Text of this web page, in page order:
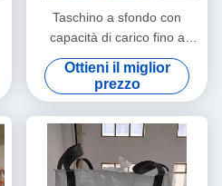
Taschino a sfondo con
capacità di carico fino a
2000 kg con design a prova
di umidità e di polvere
Ottieni il miglior
prezzo